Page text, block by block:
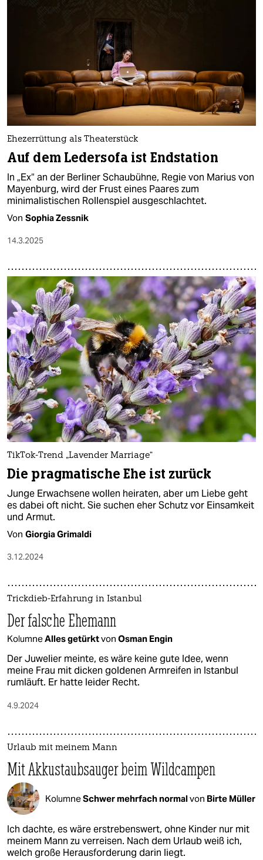
Ehezerrüttung als Theaterstück
Auf dem Ledersofa ist Endstation
In „Ex“ an der Berliner Schaubühne, Regie von Marius von
Mayenburg, wird der Frust eines Paares zum
minimalistischen Rollenspiel ausgeschlachtet.
Von Sophia Zessnik
14.3.2025
TikTok-Trend „Lavender Marriage“
Die pragmatische Ehe ist zurück
Junge Erwachsene wollen heiraten, aber um Liebe geht
es dabei oft nicht. Sie suchen eher Schutz vor Einsamkeit
und Armut.
Von Giorgia Grimaldi
3.12.2024
Trickdieb-Erfahrung in Istanbul
Der falsche Ehemann
KolumneAlles getürktvon Osman Engin
Der Juwelier meinte, es wäre keine gute Idee, wenn
meine Frau mit dicken goldenen Armreifen in Istanbul
rumläuft. Er hatte leider Recht.
4.9.2024
Urlaub mit meinem Mann
Mit Akkustaubsauger beim Wildcampen
KolumneSchwer mehrfach normalvon Birte Müller
Ich dachte, es wäre erstrebenswert, ohne Kinder nur mit
meinem Mann zu verreisen. Nach dem Urlaub weiß ich,
welch große Herausforderung darin liegt.